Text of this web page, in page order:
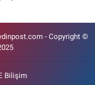
- Copyright ©
Bilişim